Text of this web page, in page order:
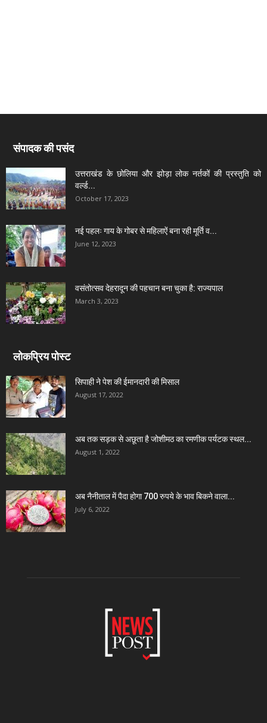
संपादक की पसंद
उत्तराखंड के छोलिया और झोड़ा लोक नर्तकों की प्रस्तुति को
वर्ल्ड...
October 17, 2023
नई पहलः गाय के गोबर से महिलाऐं बना रही मूर्ति व...
June 12, 2023
वसंतोत्सव देहरादून की पहचान बना चुका है: राज्यपाल
March 3, 2023
लोकप्रिय पोस्ट
सिपाही ने पेश की ईमानदारी की मिसाल
August 17, 2022
अब तक सड़क से अछूता है जोशीमठ का रमणीक पर्यटक स्थल...
August 1, 2022
अब नैनीताल में पैदा होगा 700 रुपये के भाव बिकने वाला...
July 6, 2022